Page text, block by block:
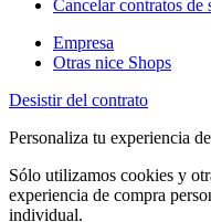
Cancelar contratos de
Empresa
Otras nice Shops
Desistir del contrato
Personaliza tu experiencia
Sólo utilizamos cookies y
experiencia de compra
individual.